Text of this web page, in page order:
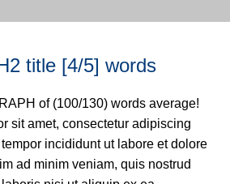
title [4/5] words
of (100/130) words average!
sit amet, consectetur adipiscing
incididunt ut labore et dolore
ad minim veniam, quis nostrud